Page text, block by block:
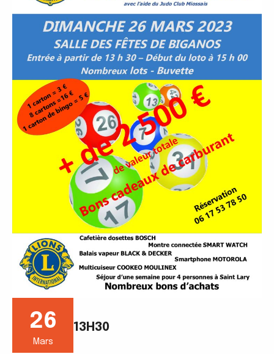
26
Mars
13H30